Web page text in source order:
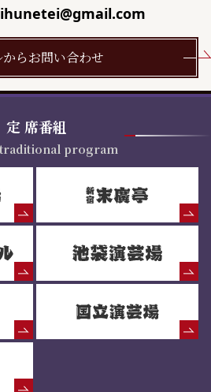
からお問い合わせ
定 席番組
program